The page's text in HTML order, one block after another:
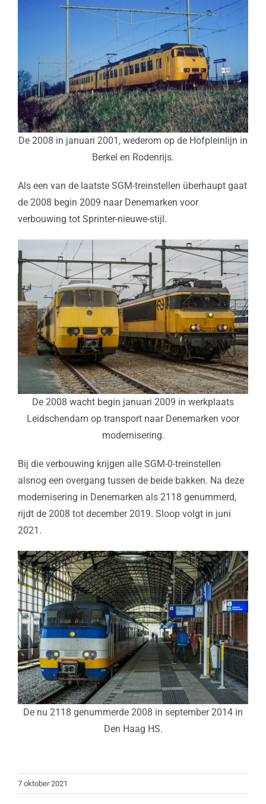
De 2008 in januari 2001, wederom op de Hofpleinlijn in
Berkel en Rodenrijs.
Als een van de laatste SGM-treinstellen überhaupt gaat
de 2008 begin 2009 naar Denemarken voor
verbouwing tot Sprinter-nieuwe-stijl.
De 2008 wacht begin januari 2009 in werkplaats
Leidschendam op transport naar Denemarken voor
modernisering.
Bij die verbouwing krijgen alle SGM-0-treinstellen
alsnog een overgang tussen de beide bakken. Na deze
modernisering in Denemarken als 2118 genummerd,
rijdt de 2008 tot december 2019. Sloop volgt in juni
2021.
De nu 2118 genummerde 2008 in september 2014 in
Den Haag HS.
7 oktober 2021